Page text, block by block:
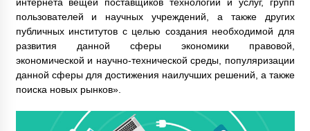
пользователей и научных учреждений, а также других
публичных институтов с целью создания необходимой для
развития данной сферы экономики правовой,
экономической и научно-технической среды, популяризации
данной сферы для достижения наилучших решений, а также
поиска новых рынков».